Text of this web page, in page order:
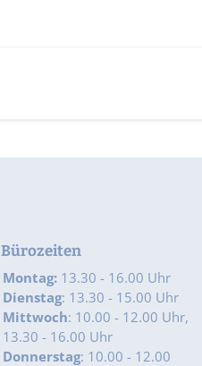
Bürozeiten
Montag: 13.30 - 16.00 Uhr
Dienstag: 13.30 - 15.00 Uhr
Mittwoch: 10.00 - 12.00 Uhr,
13.30 - 16.00 Uhr
Donnerstag: 10.00 - 12.00